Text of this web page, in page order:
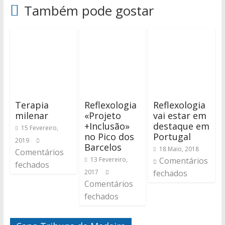
Também pode gostar
Terapia
milenar
15 Fevereiro,
2019
Comentários
fechados
Reflexologia
«Projeto
+Inclusão»
no Pico dos
Barcelos
13 Fevereiro,
2017
Comentários
fechados
Reflexologia
vai estar em
destaque em
Portugal
18 Maio, 2018
Comentários
fechados